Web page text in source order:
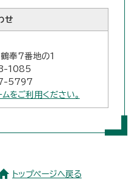
せ
奉7番地の1
1085
5797
をご利用ください。
トップページへ戻る